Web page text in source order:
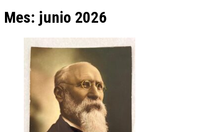
Mes: junio 2026